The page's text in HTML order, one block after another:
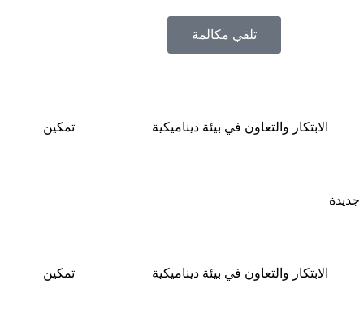
تلقي مكالمة
الابتكار والتعاون في بيئة ديناميكية تمكين
جديدة
الابتكار والتعاون في بيئة ديناميكية تمكين